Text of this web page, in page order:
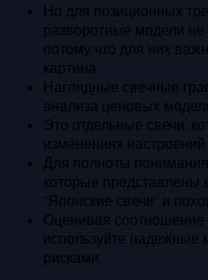
Но для позиционных
разворотные модели
потому что для них
картина.
Наглядные свечные
анализа ценовых
Это отдельные свечи,
изменениях
Для полноты
которые представлены
“Японские свечи” и
Оценивая соотношение
используйте надежные
рисками.